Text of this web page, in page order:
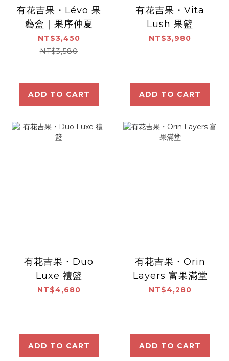
有花吉果・Lévo 果
藝盒｜果序仲夏
NT$3,450
NT$3,580
ADD TO CART
有花吉果・Vita
Lush 果籃
NT$3,980
ADD TO CART
有花吉果・Duo
Luxe 禮籃
NT$4,680
ADD TO CART
有花吉果・Orin
Layers 富果滿堂
NT$4,280
ADD TO CART